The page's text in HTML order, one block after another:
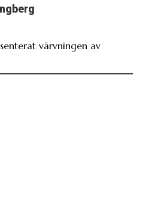
värvningen av